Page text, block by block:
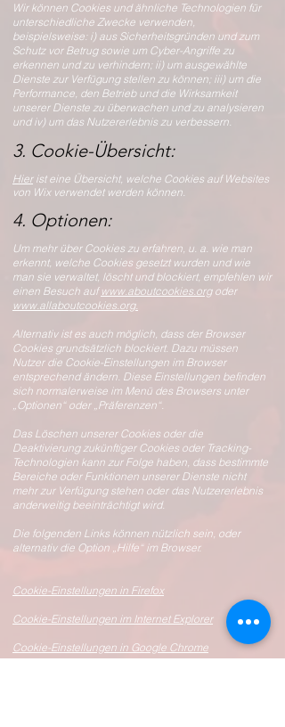
Wir können Cookies und ähnliche Technologien für
unterschiedliche Zwecke verwenden,
beispielsweise: i) aus Sicherheitsgründen und zum
Schutz vor Betrug sowie um Cyber-Angriffe zu
erkennen und zu verhindern; ii) um ausgewählte
Dienste zur Verfügung stellen zu können; iii) um die
Performance, den Betrieb und die Wirksamkeit
unserer Dienste zu überwachen und zu analysieren
und iv) um das Nutzererlebnis zu verbessern.
3. Cookie-Übersicht:
Hierist eine Übersicht, welche Cookies auf Websites
von Wix verwendet werden können.
4. Optionen:
Um mehr über Cookies zu erfahren, u. a. wie man
erkennt, welche Cookies gesetzt wurden und wie
man sie verwaltet, löscht und blockiert, empfehlen wir
einen Besuch auf www.aboutcookies.orgoder
www.allaboutcookies.org.
Alternativ ist es auch möglich, dass der Browser
Cookies grundsätzlich blockiert. Dazu müssen
Nutzer die Cookie-Einstellungen im Browser
entsprechend ändern. Diese Einstellungen befinden
sich normalerweise im Menü des Browsers unter
„Optionen“ oder „Präferenzen“.
Das Löschen unserer Cookies oder die
Deaktivierung zukünftiger Cookies oder Tracking-
Technologien kann zur Folge haben, dass bestimmte
Bereiche oder Funktionen unserer Dienste nicht
mehr zur Verfügung stehen oder das Nutzererlebnis
anderweitig beeinträchtigt wird.
Die folgenden Links können nützlich sein, oder
alternativ die Option „Hilfe“ im Browser.
Cookie-Einstellungen in Firefox
Cookie-Einstellungen im Internet Explorer
Cookie-Einstellungen in Google Chrome